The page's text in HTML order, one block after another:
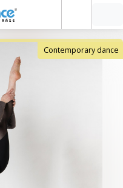
Contemporary dance